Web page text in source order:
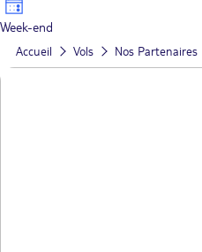
Week-end
Accueil Vols Nos Partenaires